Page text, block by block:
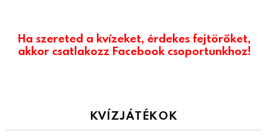
Ha szereted a kvízeket, érdekes fejtörőket,
akkor csatlakozz Facebook csoportunkhoz!
KVÍZJÁTÉKOK